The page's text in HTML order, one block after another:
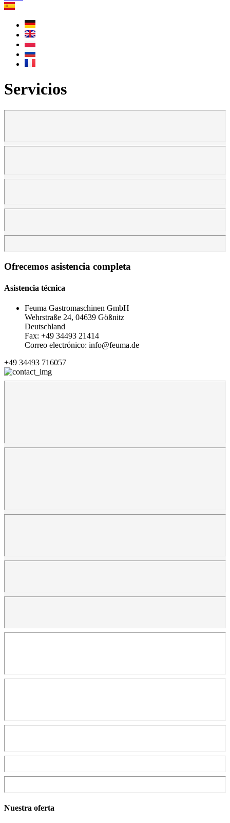
Servicios
Ofrecemos asistencia completa
Asistencia técnica
Feuma Gastromaschinen GmbH
Wehrstraße 24, 04639 Gößnitz
Deutschland
Fax: +49 34493 21414
Correo electrónico: info@feuma.de
+49 34493 716057
Nuestra oferta